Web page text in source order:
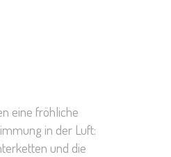
eine fröhliche
in der Luft:
und die